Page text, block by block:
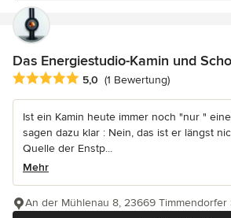
Das Energiestudio-Kamin und
Durchschnittliche Bewertung: 5 von 5
5,0 (1 Bewertung)
Ist ein Kamin heute immer noch "nur "
sagen dazu klar : Nein, das ist er längst
Quelle der Enstp...
Mehr
An der Mühlenau 8, 23669 Timmendorfer